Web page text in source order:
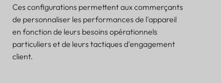
Ces configurations permettent aux commerçants
de personnaliser les performances de l'appareil
en fonction de leurs besoins opérationnels
particuliers et de leurs tactiques d'engagement
client.